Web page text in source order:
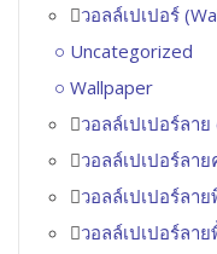
วอลล์เปเปอร์
Uncategorized
Wallpaper
วอลล์เปเปอร์ลา
วอลล์เปเปอร์ลา
วอลล์เปเปอร์ลาย
วอลล์เปเปอร์ลา